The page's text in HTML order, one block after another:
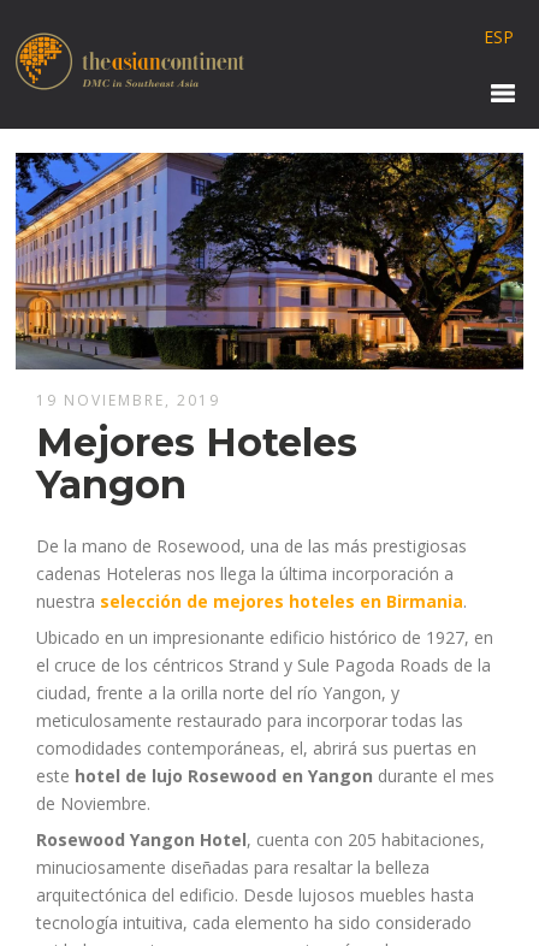
ESP
19 NOVIEMBRE, 2019
Mejores Hoteles
Yangon
De la mano de Rosewood, una de las más prestigiosas
cadenas Hoteleras nos llega la última incorporación a
nuestra selección de mejores hoteles en Birmania.
Ubicado en un impresionante edificio histórico de 1927, en
el cruce de los céntricos Strand y Sule Pagoda Roads de la
ciudad, frente a la orilla norte del río Yangon, y
meticulosamente restaurado para incorporar todas las
comodidades contemporáneas, el, abrirá sus puertas en
este hotel de lujo Rosewood en Yangon durante el mes
de Noviembre.
Rosewood Yangon Hotel, cuenta con 205 habitaciones,
minuciosamente diseñadas para resaltar la belleza
arquitectónica del edificio. Desde lujosos muebles hasta
tecnología intuitiva, cada elemento ha sido considerado